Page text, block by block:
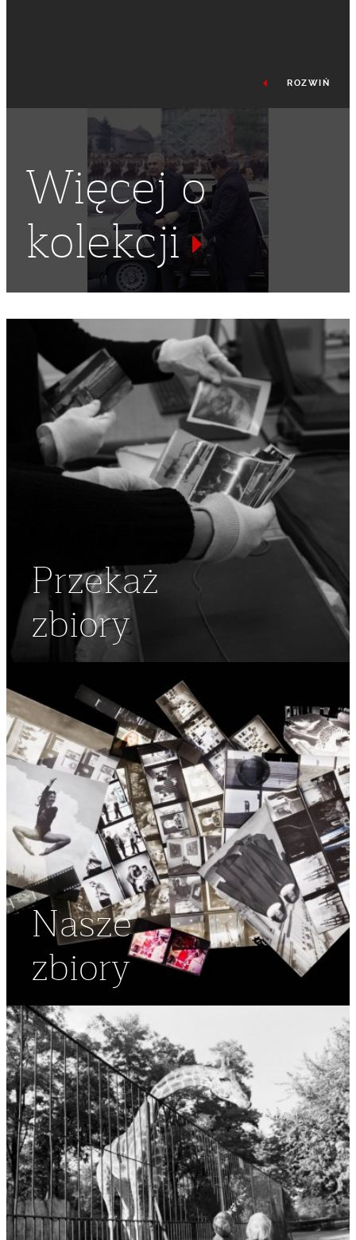
SAMOLOT POWITANIE ,KOSMONAUTYKA KOSMOS
KOSMONAUTA,KOSMONAUCI RADZIECCY
PODBÓJ KOSMOSU,RADZIECCY KOSMONAUCI
WYŚCIG DO GWIAZD
MUNDUR WOJSKOWY
ROZWIŃ
Więcej o
kolekcji
Przekaż
zbiory
Nasze
zbiory